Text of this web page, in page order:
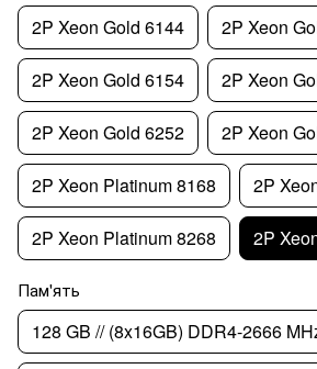
2P Xeon Gold 6144 2P Xeon
2P Xeon Gold 6154 2P Xeon
2P Xeon Gold 6252 2P Xeon
2P Xeon Platinum 8168 2P
2P Xeon Platinum 8268 2P
Пам'ять
128 GB // (8x16GB) DDR4-2666